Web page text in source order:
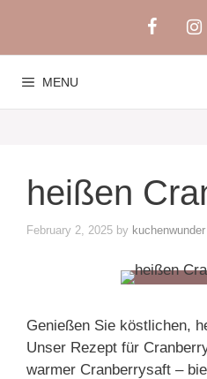
content
MENU
heißen
February 2, 2025 by kuchenwunder
Genießen Sie köstlichen,
Unser Rezept für
warmer Cranberrysaft –